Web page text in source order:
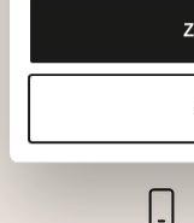
Klub
Dołącz